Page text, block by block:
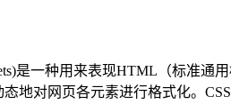
是一种用来表现HTML（标准
地对网页各元素进行格式化。